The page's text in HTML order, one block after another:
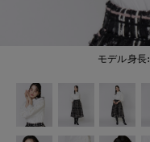
モデル身長